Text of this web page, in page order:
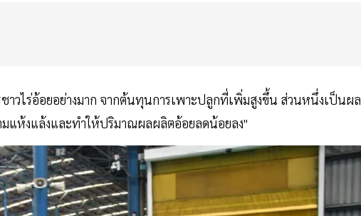
าวไร่อ้อยอย่างมาก จากต้นทุนการเพาะปลูกที่เพิ่มสูงขึ้น ส่วนหนึ่งเป็นผล
แห้งแล้งและทำให้ปริมาณผลผลิตอ้อยลดน้อยลง"